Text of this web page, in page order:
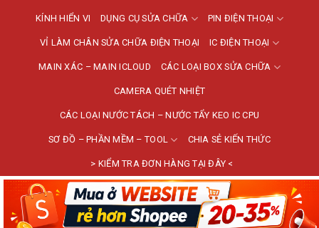
KÍNH HIỂN VI DỤNG CỤ SỬA CHỮA PIN ĐIỆN THOẠI
VỈ LÀM CHÂN SỬA CHỮA ĐIỆN THOẠI IC ĐIỆN THOẠI
MAIN XÁC – MAIN ICLOUD CÁC LOẠI BOX SỬA CHỮA
CAMERA QUÉT NHIỆT
CÁC LOẠI NƯỚC TÁCH – NƯỚC TẨY KEO IC CPU
SƠ ĐỒ – PHẦN MỀM – TOOL CHIA SẺ KIẾN THỨC
> KIỂM TRA ĐƠN HÀNG TẠI ĐÂY <